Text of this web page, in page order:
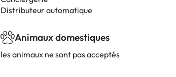
Distributeur automatique
Animaux domestiques
les animaux ne sont pas acceptés